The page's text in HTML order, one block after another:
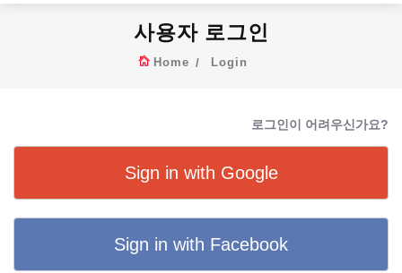
사용자 로그인
Home Login
로그인이 어려우신가요?
Sign in with Google
Sign in with Facebook